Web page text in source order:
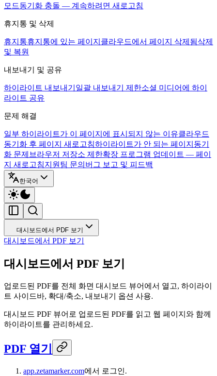
모드동기화 충돌 — 계속하려면 새로고침
휴지통 및 삭제
휴지통휴지통에 있는 페이지 클라우드에서 페이지 삭제됨삭제
및 복원
내보내기 및 공유
하이라이트 내보내기 일괄 내보내기 제한소셜 미디어에 하이
라이트 공유
문제 해결
일부 하이라이트가 이 페이지에 표시되지 않는 이유클라우드
동기화 후 페이지 새로고침하이라이트가 안 되는 페이지 동기
화 문제 브라우저 저장소 제한확장 프로그램 업데이트 — 페이
지 새로고침지원팀 문의 버그 보고 및 피드백
한국어
대시보드에서 PDF 보기
대시보드에서 PDF 보기
대시보드에서 PDF 보기
업로드된 PDF를 전체 화면 대시보드 뷰어에서 열고, 하이라이
트 사이드바, 확대/축소, 내보내기 옵션 사용.
대시보드 PDF 뷰어로 업로드된 PDF를 읽고 웹 페이지와 함께
하이라이트를 관리하세요.
PDF 열기
app.zetamarker.com에서 로그인.